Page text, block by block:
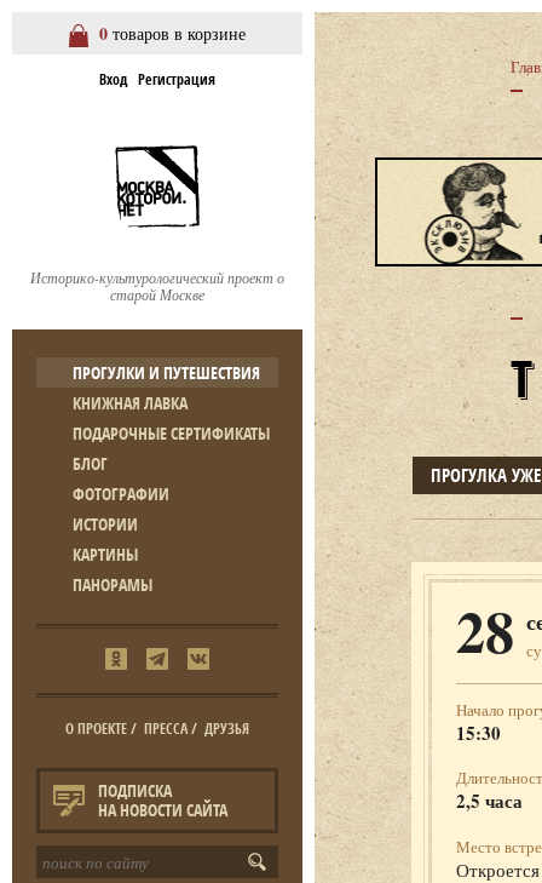
0 товаров в корзине
Вход Регистрация
Историко-культурологический проект о
старой Москве
ПРОГУЛКИ И ПУТЕШЕСТВИЯ
КНИЖНАЯ ЛАВКА
ПОДАРОЧНЫЕ СЕРТИФИКАТЫ
БЛОГ
ФОТОГРАФИИ
ИСТОРИИ
КАРТИНЫ
ПАНОРАМЫ
О ПРОЕКТЕ/ ПРЕССА/ ДРУЗЬЯ
ПОДПИСКА
НА НОВОСТИ САЙТА
ПРОГУЛКА
28
Начало
15:30
2,5 часа
Место